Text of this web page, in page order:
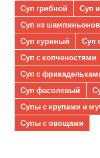
Суп грибной
Суп
Суп из шампиньонов
Суп куриный
Суп
Суп с копченостями
Суп с
Суп фасолевый
Супы с крупами и
Супы с овощами